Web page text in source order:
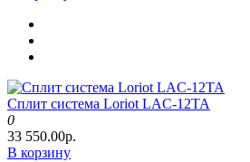
Сплит система Loriot LAC-12TA
0
33 550.00р.
В корзину